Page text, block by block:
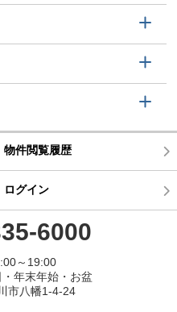
物件閲覧履歴
ログイン
6000
～19:00
年末年始・お盆
市八幡1-4-24